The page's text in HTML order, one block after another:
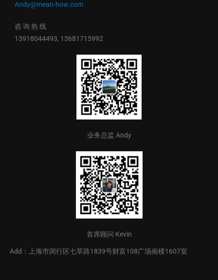
Andy@mean-how.com
咨 询 热 线
13918044493, 13681715992
业务总监 Andy
首席顾问 Kevin
Add：上海市闵行区七莘路1839号财富108广场南楼1607室